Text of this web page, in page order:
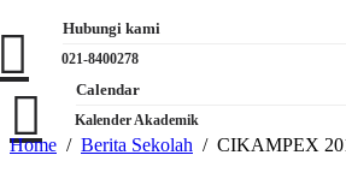
Hubungi kami
021-8400278
Calendar
Kalender Akademik
Home Berita Sekolah CIKAMPEX